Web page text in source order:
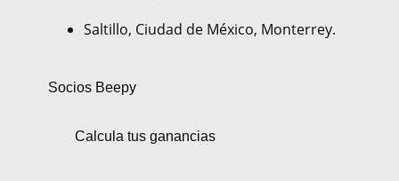
Saltillo, Ciudad de México, Monterrey.
Socios Beepy
Calcula tus ganancias